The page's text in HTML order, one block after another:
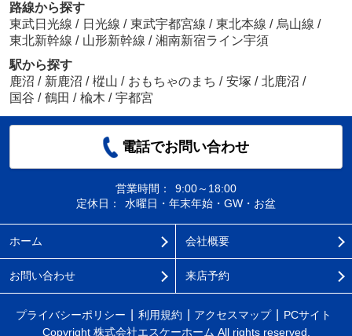
ください！
「メゾン・ド・アルビレオ」：鹿沼市エリアの新居にピッタ
リ☆歩いて4分のところに栃木銀行鹿沼支店があります☆化粧
品や洗面道具といった小物をまとめて収納できる独立洗面台
を採用しています☆利便性の高い暮らしをするなら鹿沼市で
いかがでしょうか☆賃貸住宅情報をお探しの際には、ぜひお
ます(#^^#)初期費用カード決済可（一部）/ お部屋の窓にあっ
たオリジナルオーダーカーテンがドレープとレースのセット
で購入できます。詳しくはシャーメゾンショップ （株）エ
スケーホーム（0289-63-0086）までご連絡ください。この情
なります。
メゾン・ド・アルビレオ102
栃木県鹿沼市万町
路線から探す
東武日光線 / 日光線 / 東武宇都宮線 / 東北本線 / 烏山線 /
東北新幹線 / 山形新幹線 / 湘南新宿ライン宇須
駅から探す
鹿沼 / 新鹿沼 / 樅山 / おもちゃのまち / 安塚 / 北鹿沼 /
国谷 / 鶴田 / 楡木 / 宇都宮
電話でお問い合わせ
営業時間：
9:00～18:00
定休日：
水曜日・年末年始・GW・お盆
ホーム 会社概要
お問い合わせ 来店予約
プライバシーポリシー 利用規約 アクセスマップ
PCサイト
Copyright 株式会社エスケーホーム All rights reserved.